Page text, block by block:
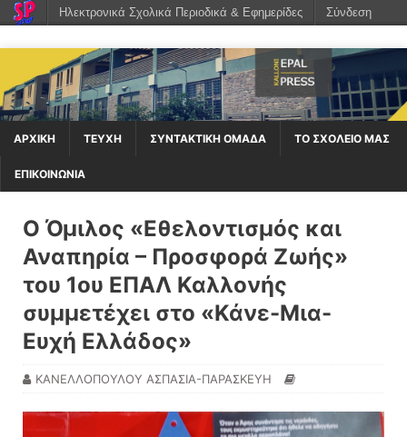
ΑΡΧΙΚΉ ΤΕΥΧΗ ΣΥΝΤΑΚΤΙΚΗ ΟΜΑΔΑ ΤΟ ΣΧΟΛΕΙΟ ΜΑΣ
ΕΠΙΚΟΙΝΩΝΙΑ
Ο Όμιλος «Εθελοντισμός και
Αναπηρία – Προσφορά Ζωής»
του 1ου ΕΠΑΛ Καλλονής
συμμετέχει στο «Κάνε-Μια-
Ευχή Ελλάδος»
ΚΑΝΕΛΛΟΠΟΥΛΟΥ ΑΣΠΑΣΙΑ-ΠΑΡΑΣΚΕΥΗ
Ηλεκτρονικά Σχολικά Περιοδικά & Εφημερίδες Σύνδεση